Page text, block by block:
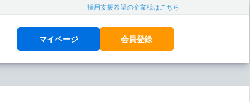
採用支援希望の企業様はこちら
マイページ 会員登録